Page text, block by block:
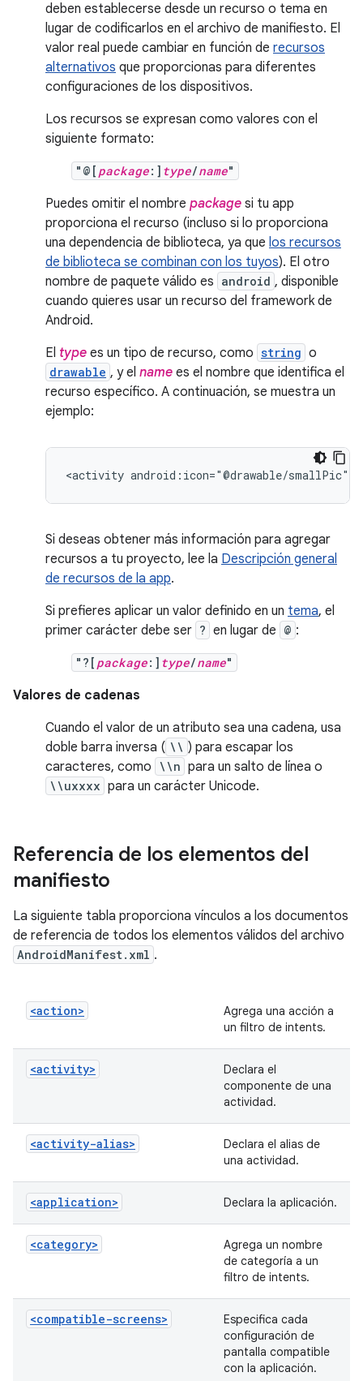
deben establecerse desde un recurso o tema en
lugar de codificarlos en el archivo de manifiesto. El
valor real puede cambiar en función de recursos
alternativos que proporcionas para diferentes
configuraciones de los dispositivos.
Los recursos se expresan como valores con el
siguiente formato:
"@[ package:] type/name"
Puedes omitir el nombre package si tu app
proporciona el recurso (incluso si lo proporciona
una dependencia de biblioteca, ya que los recursos
de biblioteca se combinan con los tuyos). El otro
nombre de paquete válido es android , disponible
cuando quieres usar un recurso del framework de
Android.
El type es un tipo de recurso, como string o
drawable , y el name es el nombre que identifica el
recurso específico. A continuación, se muestra un
ejemplo:
<activity android:icon="@drawable/smallPic"
Si deseas obtener más información para agregar
recursos a tu proyecto, lee la Descripción general
de recursos de la app.
Si prefieres aplicar un valor definido en un tema, el
primer carácter debe ser ? en lugar de @ :
"?[ package:] type/name"
Valores de cadenas
Cuando el valor de un atributo sea una cadena, usa
doble barra inversa ( \\ ) para escapar los
caracteres, como \\n para un salto de línea o
\\uxxxx para un carácter Unicode.
Referencia de los elementos del
manifiesto
La siguiente tabla proporciona vínculos a los documentos
de referencia de todos los elementos válidos del archivo
AndroidManifest.xml .
<action>
Agrega una acción a
un filtro de intents.
<activity>
Declara el
componente de una
actividad.
<activity-alias>
Declara el alias de
una actividad.
<application> Declara la aplicación.
<category>
Agrega un nombre
de categoría a un
filtro de intents.
<compatible-screens>
Especifica cada
configuración de
pantalla compatible
con la aplicación.